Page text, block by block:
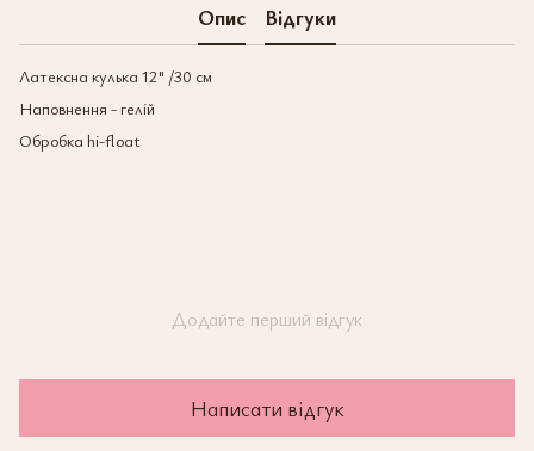
Опис Відгуки
Латексна кулька 12" /30 см
Наповнення - гелій
Обробка hi-float
Додайте перший відгук
Написати відгук